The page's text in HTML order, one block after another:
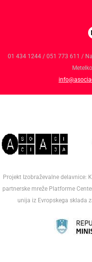
01 434 1244 / 051 773 611 /
Projekt Izobraževalne delavnice:
partnerske mreže Platforme
unija iz Evropskega sklada